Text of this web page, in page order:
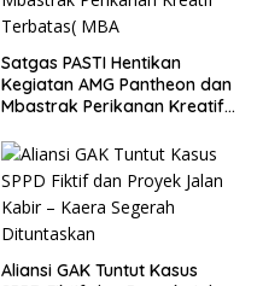
Satgas PASTI Hentikan
Kegiatan AMG Pantheon dan
Mbastrak Perikanan Kreatif
Aliansi GAK Tuntut Kasus